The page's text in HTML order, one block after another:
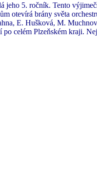
jeho 5. ročník. Tento
otevírá brány světa
E. Hušková, M.
celém Plzeňském kraji.